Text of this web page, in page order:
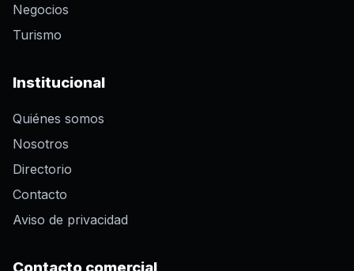
Negocios
Turismo
Institucional
Quiénes somos
Nosotros
Directorio
Contacto
Aviso de privacidad
Contacto comercial